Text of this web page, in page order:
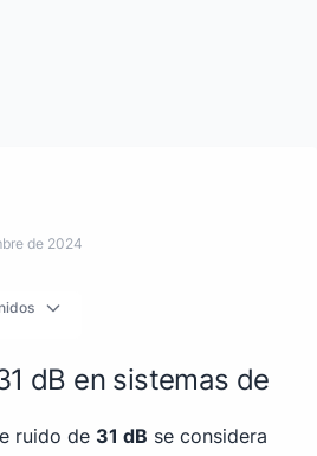
de 2024
dB en sistemas de
ruido de 31 dB se considera